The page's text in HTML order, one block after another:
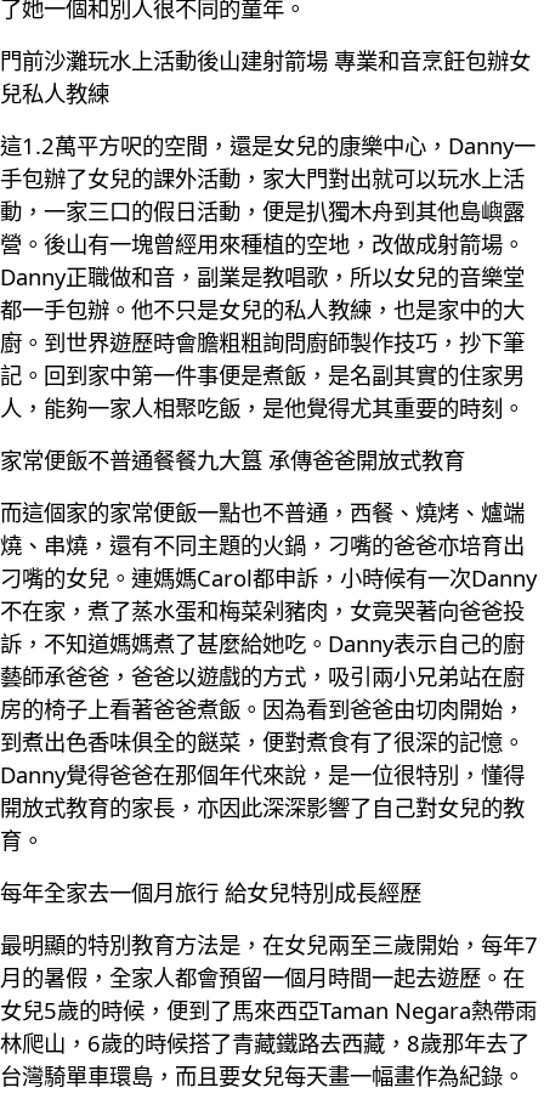
了她一個和別人很不同的童年。
門前沙灘玩水上活動後山建射箭場 專業和音烹飪包辦女
兒私人教練
這1.2萬平方呎的空間，還是女兒的康樂中心，Danny一
手包辦了女兒的課外活動，家大門對出就可以玩水上活
動，一家三口的假日活動，便是扒獨木舟到其他島嶼露
營。後山有一塊曾經用來種植的空地，改做成射箭場。
Danny正職做和音，副業是教唱歌，所以女兒的音樂堂
都一手包辦。他不只是女兒的私人教練，也是家中的大
廚。到世界遊歷時會膽粗粗詢問廚師製作技巧，抄下筆
記。回到家中第一件事便是煮飯，是名副其實的住家男
人，能夠一家人相聚吃飯，是他覺得尤其重要的時刻。
家常便飯不普通餐餐九大簋 承傳爸爸開放式教育
而這個家的家常便飯一點也不普通，西餐、燒烤、爐端
燒、串燒，還有不同主題的火鍋，刁嘴的爸爸亦培育出
刁嘴的女兒。連媽媽Carol都申訴，小時候有一次Danny
不在家，煮了蒸水蛋和梅菜剁豬肉，女竟哭著向爸爸投
訴，不知道媽媽煮了甚麼給她吃。Danny表示自己的廚
藝師承爸爸，爸爸以遊戲的方式，吸引兩小兄弟站在廚
房的椅子上看著爸爸煮飯。因為看到爸爸由切肉開始，
到煮出色香味俱全的餸菜，便對煮食有了很深的記憶。
Danny覺得爸爸在那個年代來說，是一位很特別，懂得
開放式教育的家長，亦因此深深影響了自己對女兒的教
育。
每年全家去一個月旅行 給女兒特別成長經歷
最明顯的特別教育方法是，在女兒兩至三歲開始，每年7
月的暑假，全家人都會預留一個月時間一起去遊歷。在
女兒5歲的時候，便到了馬來西亞Taman Negara熱帶雨
林爬山，6歲的時候搭了青藏鐵路去西藏，8歲那年去了
台灣騎單車環島，而且要女兒每天畫一幅畫作為紀錄。